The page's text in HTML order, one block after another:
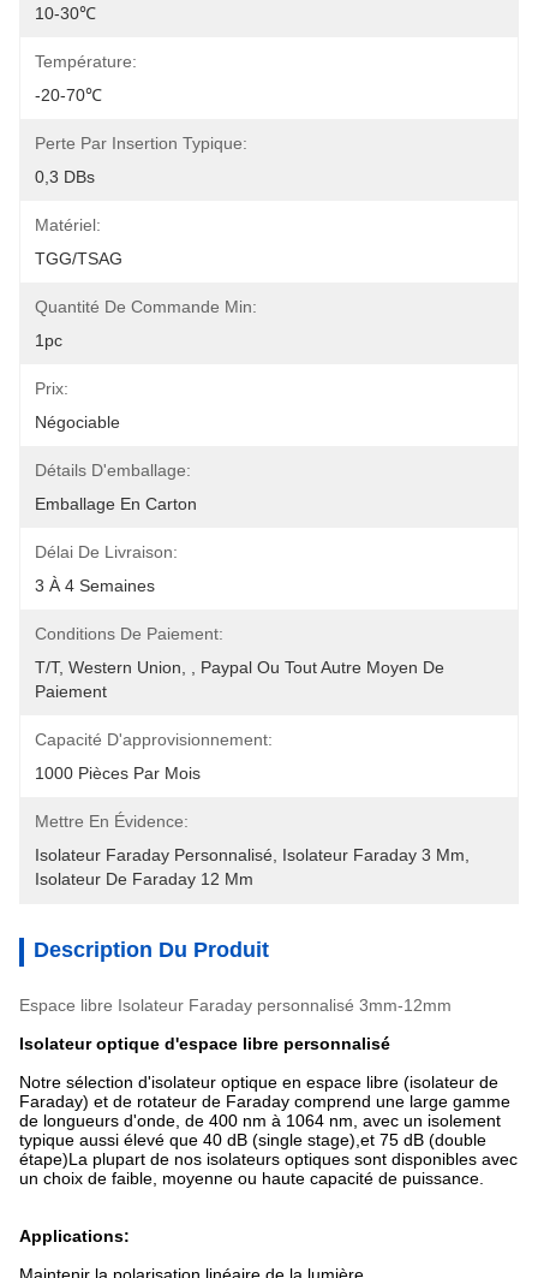
10-30℃
Température:
-20-70℃
Perte Par Insertion Typique:
0,3 DBs
Matériel:
TGG/TSAG
Quantité De Commande Min:
1pc
Prix:
Négociable
Détails D'emballage:
Emballage En Carton
Délai De Livraison:
3 À 4 Semaines
Conditions De Paiement:
T/T, Western Union, , Paypal Ou Tout Autre Moyen De
Paiement
Capacité D'approvisionnement:
1000 Pièces Par Mois
Mettre En Évidence:
Isolateur Faraday Personnalisé Isolateur Faraday 3 Mm
Isolateur De Faraday 12 Mm
Description Du Produit
Espace libre Isolateur Faraday personnalisé 3mm-12mm
Isolateur optique d'espace libre personnalisé
Notre sélection d'isolateur optique en espace libre (isolateur de
Faraday) et de rotateur de Faraday comprend une large gamme
de longueurs d'onde, de 400 nm à 1064 nm, avec un isolement
typique aussi élevé que 40 dB (single stage),et 75 dB (double
étape)La plupart de nos isolateurs optiques sont disponibles avec
un choix de faible, moyenne ou haute capacité de puissance.
Applications: